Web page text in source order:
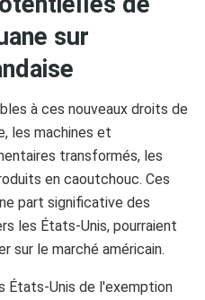
sur
à ces nouveaux droits de
les machines et
transformés, les
en caoutchouc. Ces
part significative des
les États-Unis, pourraient
sur le marché américain.
États-Unis de l'exemption